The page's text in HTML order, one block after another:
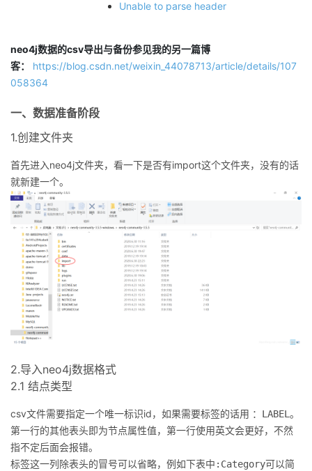
播
活
动
的
关
我
发
者
学
堂
我
的
课
我
的
证
我
实
验
的
收
Programs
的
支
持
我
的
技
支
持
我
的
声
建
议
Unable to parse header
neo4j数据的csv导出与备份参见我的另一篇博
客：
https://blog.csdn.net/weixin_44078713/article/details/107
058364
一、数据准备阶段
1.创建文件夹
首先进入neo4j文件夹，看一下是否有import这个文件夹，没有的话
就新建一个。
2.导入neo4j数据格式
2.1 结点类型
csv文件需要指定一个唯一标识id，如果需要标签的话用 ：LABEL 。
第一行的其他表头即为节点属性值，第一行使用英文会更好，不然
指不定后面会报错。
标签这一列除表头的冒号可以省略，例如下表中 :Category可以简